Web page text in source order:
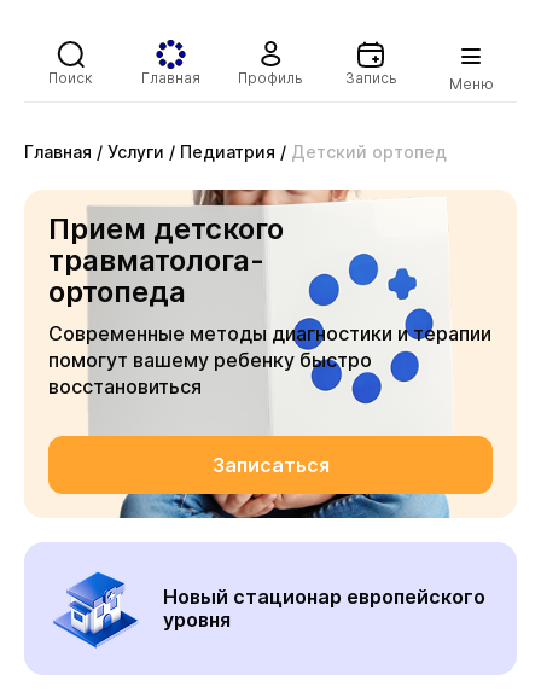
Поиск Главная Профиль Запись Меню
Главная / Услуги / Педиатрия / Детский ортопед
Прием детского
травматолога-
ортопеда
Современные методы диагностики и терапии
помогут вашему ребенку быстро
восстановиться
Записаться
Новый стационар европейского
уровня